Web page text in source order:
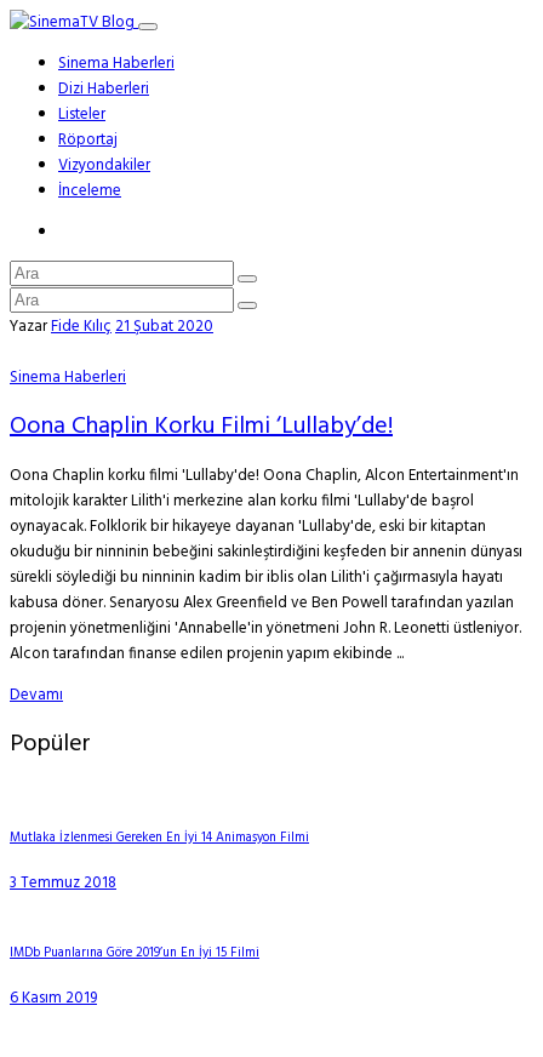
Sinema Haberleri
Dizi Haberleri
Listeler
Röportaj
Vizyondakiler
İnceleme
YazarFide Kılıç21 Şubat 2020
Sinema Haberleri
Oona Chaplin Korku Filmi ‘Lullaby’de!
Oona Chaplin korku filmi 'Lullaby'de! Oona Chaplin, Alcon Entertainment'ın
mitolojik karakter Lilith'i merkezine alan korku filmi 'Lullaby'de başrol
oynayacak. Folklorik bir hikayeye dayanan 'Lullaby'de, eski bir kitaptan
okuduğu bir ninninin bebeğini sakinleştirdiğini keşfeden bir annenin dünyası
sürekli söylediği bu ninninin kadim bir iblis olan Lilith'i çağırmasıyla hayatı
kabusa döner. Senaryosu Alex Greenfield ve Ben Powell tarafından yazılan
projenin yönetmenliğini 'Annabelle'in yönetmeni John R. Leonetti üstleniyor.
Alcon tarafından finanse edilen projenin yapım ekibinde ...
Devamı
Popüler
Mutlaka İzlenmesi Gereken En İyi 14 Animasyon Filmi
3 Temmuz 2018
IMDb Puanlarına Göre 2019’un En İyi 15 Filmi
6 Kasım 2019